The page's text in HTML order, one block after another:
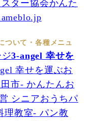
ター協会かんた
ついて・各種メニュ
3-angel 幸せを
幸せを運ぶお
市- かんたんお
シニアおうちパ
理教室- パン教